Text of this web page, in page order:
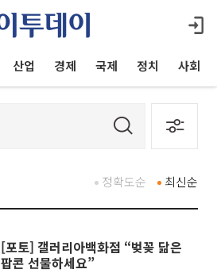
산업 경제 국제 정치 사회
최신순
정확도순
[포토] 갤러리아백화점 “벚꽂 닮은
팝콘 선물하세요”